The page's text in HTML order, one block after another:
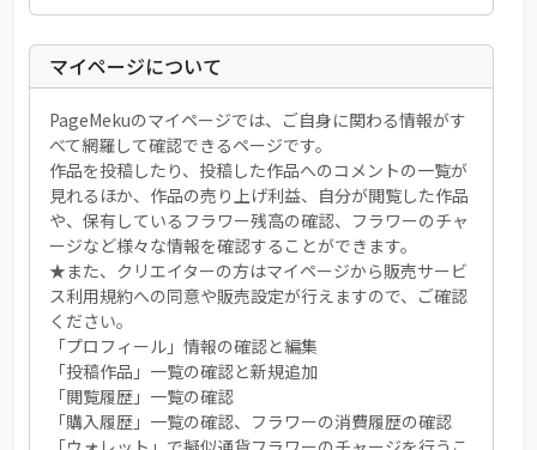
マイページについて
PageMekuのマイページでは、ご自身に関わる情報がす
べて網羅して確認できるページです。
作品を投稿したり、投稿した作品へのコメントの一覧が
見れるほか、作品の売り上げ利益、自分が閲覧した作品
や、保有しているフラワー残高の確認、フラワーのチャ
ージなど様々な情報を確認することができます。
★また、クリエイターの方はマイページから販売サービ
ス利用規約への同意や販売設定が行えますので、ご確認
ください。
「プロフィール」情報の確認と編集
「投稿作品」一覧の確認と新規追加
「閲覧履歴」一覧の確認
「購入履歴」一覧の確認、フラワーの消費履歴の確認